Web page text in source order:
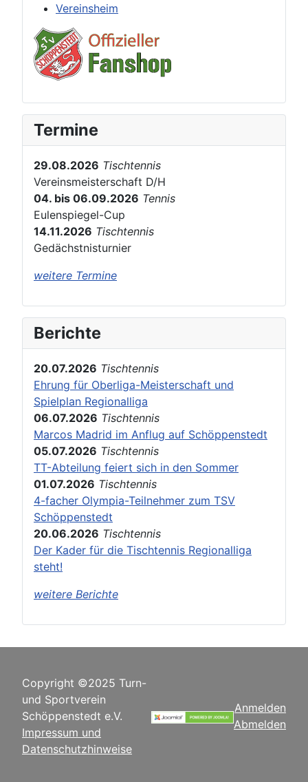
Vereinsheim
Termine
29.08.2026 Tischtennis
Vereinsmeisterschaft D/H
04. bis 06.09.2026 Tennis
Eulenspiegel-Cup
14.11.2026 Tischtennis
Gedächstnisturnier
weitere Termine
Berichte
20.07.2026 Tischtennis
Ehrung für Oberliga-Meisterschaft und
Spielplan Regionalliga
06.07.2026 Tischtennis
Marcos Madrid im Anflug auf Schöppenstedt
05.07.2026 Tischtennis
TT-Abteilung feiert sich in den Sommer
01.07.2026 Tischtennis
4-facher Olympia-Teilnehmer zum TSV
Schöppenstedt
20.06.2026 Tischtennis
Der Kader für die Tischtennis Regionalliga
steht!
weitere Berichte
Copyright ©2025 Turn-
und Sportverein
Schöppenstedt e.V.
Impressum und
Datenschutzhinweise
Anmelden
Abmelden